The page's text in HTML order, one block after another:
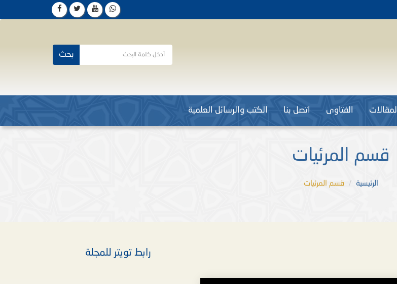
بحث
المقالات الفتاوى اتصل بنا الكتب والرسائل العلمية
قسم المرئيات
الرئيسية قسم المرئيات
رابط تويتر للمجلة